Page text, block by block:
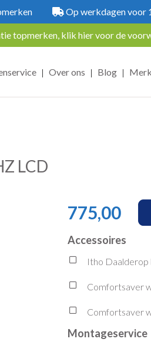
Op werkdagen voor
topmerken, klik hier voor de
| Over ons | Blog |
LCD
775,00
Accessoires
Itho Daalderop
Comfortsaver
Comfortsaver
Montageservice